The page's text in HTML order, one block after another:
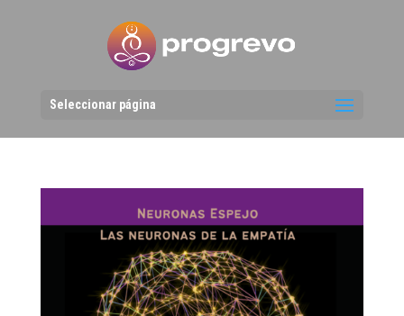
Seleccionar página